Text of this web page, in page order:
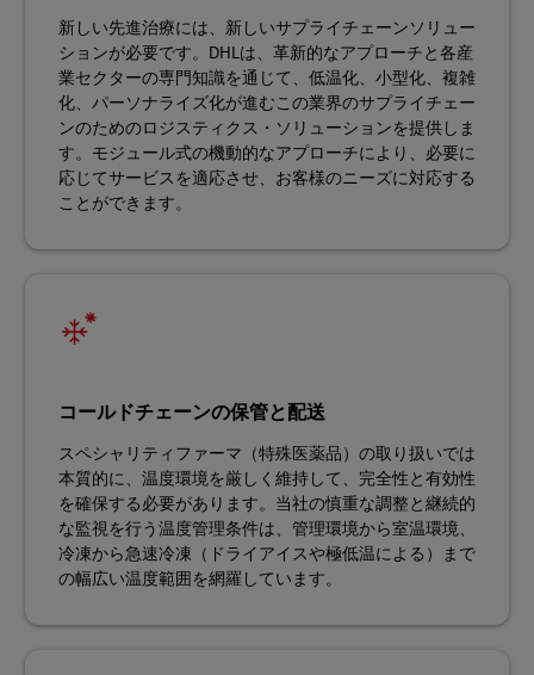
新しい先進治療には、新しいサプライチェーンソリュー
ションが必要です。DHLは、革新的なアプローチと各産
業セクターの専門知識を通じて、低温化、小型化、複雑
化、パーソナライズ化が進むこの業界のサプライチェー
ンのためのロジスティクス・ソリューションを提供しま
す。モジュール式の機動的なアプローチにより、必要に
応じてサービスを適応させ、お客様のニーズに対応する
ことができます。
コールドチェーンの保管と配送
スペシャリティファーマ（特殊医薬品）の取り扱いでは
本質的に、温度環境を厳しく維持して、完全性と有効性
を確保する必要があります。当社の慎重な調整と継続的
な監視を行う温度管理条件は、管理環境から室温環境、
冷凍から急速冷凍（ドライアイスや極低温による）まで
の幅広い温度範囲を網羅しています。